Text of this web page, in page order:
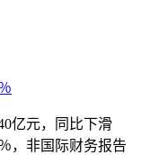
亿元，同比下滑
，非国际财务报告